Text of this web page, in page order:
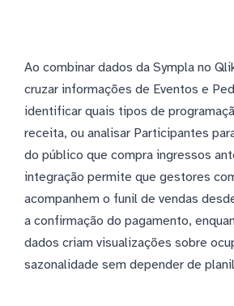
Ao combinar dados da Sympla no
cruzar informações de Eventos e
identificar quais tipos de
receita, ou analisar Participantes
do público que compra ingressos
integração permite que gestores
acompanhem o funil de vendas
a confirmação do pagamento,
dados criam visualizações sobre
sazonalidade sem depender de